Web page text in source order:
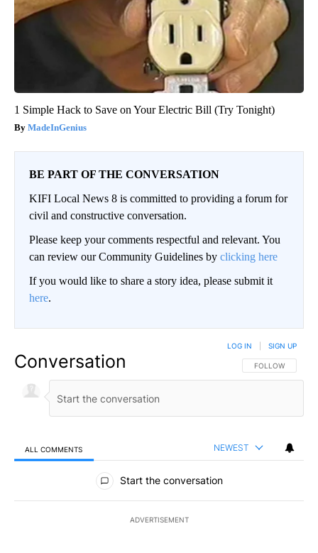
1 Simple Hack to Save on Your Electric Bill (Try Tonight)
MadeInGenius
BE PART OF THE CONVERSATION
KIFI Local News 8 is committed to providing a forum for
civil and constructive conversation.
Please keep your comments respectful and relevant. You
can review our Community Guidelines by clicking here
If you would like to share a story idea, please submit it
here.
Conversation FOLLOW THIS
FOLLOW
LOG IN SIGN UP
ALL COMMENTS NEWEST
All Comments
Start the conversation
ADVERTISEMENT